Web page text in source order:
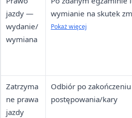
jazdy —
wydanie/
wymiana
wymianie na skutek
danych/końca ważności
Pokaż więcej
Zatrzyma
ne prawa
jazdy
Odbiór po zakończeniu
postępowania/kary